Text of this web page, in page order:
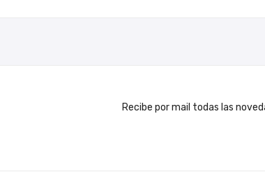
Recibe por mail todas las